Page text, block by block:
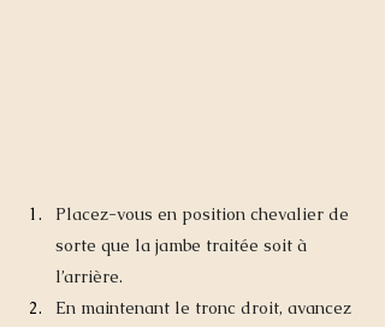
Placez-vous en position chevalier de
sorte que la jambe traitée soit à
l’arrière.
En maintenant le tronc droit, avancez